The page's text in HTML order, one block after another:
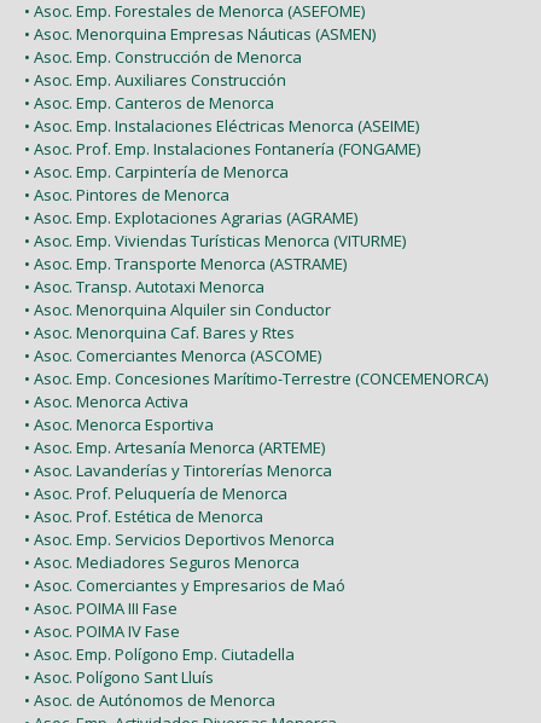
• Asoc. Emp. Forestales de Menorca (ASEFOME)
• Asoc. Menorquina Empresas Náuticas (ASMEN)
• Asoc. Emp. Construcción de Menorca
• Asoc. Emp. Auxiliares Construcción
• Asoc. Emp. Canteros de Menorca
• Asoc. Emp. Instalaciones Eléctricas Menorca (ASEIME)
• Asoc. Prof. Emp. Instalaciones Fontanería (FONGAME)
• Asoc. Emp. Carpintería de Menorca
• Asoc. Pintores de Menorca
• Asoc. Emp. Explotaciones Agrarias (AGRAME)
• Asoc. Emp. Viviendas Turísticas Menorca (VITURME)
• Asoc. Emp. Transporte Menorca (ASTRAME)
• Asoc. Transp. Autotaxi Menorca
• Asoc. Menorquina Alquiler sin Conductor
• Asoc. Menorquina Caf. Bares y Rtes
• Asoc. Comerciantes Menorca (ASCOME)
• Asoc. Emp. Concesiones Marítimo-Terrestre (CONCEMENORCA)
• Asoc. Menorca Activa
• Asoc. Menorca Esportiva
• Asoc. Emp. Artesanía Menorca (ARTEME)
• Asoc. Lavanderías y Tintorerías Menorca
• Asoc. Prof. Peluquería de Menorca
• Asoc. Prof. Estética de Menorca
• Asoc. Emp. Servicios Deportivos Menorca
• Asoc. Mediadores Seguros Menorca
• Asoc. Comerciantes y Empresarios de Maó
• Asoc. POIMA III Fase
• Asoc. POIMA IV Fase
• Asoc. Emp. Polígono Emp. Ciutadella
• Asoc. Polígono Sant Lluís
• Asoc. de Autónomos de Menorca